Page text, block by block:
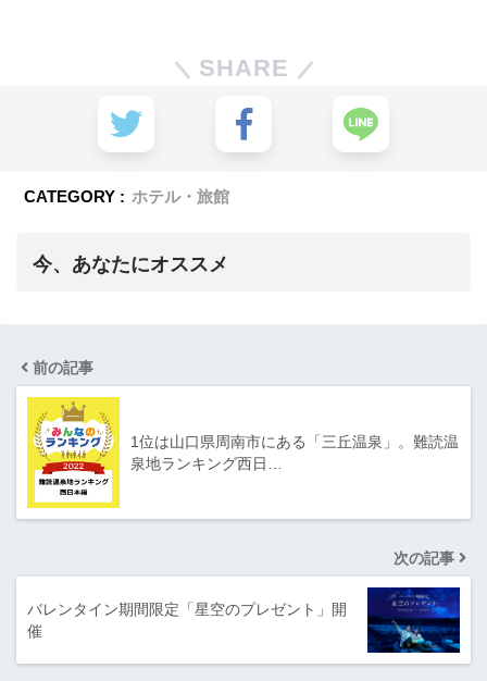
SHARE
CATEGORY : ホテル・旅館
今、あなたにオススメ
前の記事
1位は山口県周南市にある「三丘温泉」。難読温
泉地ランキング西日…
次の記事
バレンタイン期間限定「星空のプレゼント」開
催